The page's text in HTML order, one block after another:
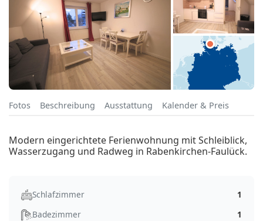
Fotos Beschreibung Ausstattung Kalender & Preis
Modern eingerichtete Ferienwohnung mit Schleiblick,
Wasserzugang und Radweg in Rabenkirchen-Faulück.
Schlafzimmer
1
Badezimmer
1